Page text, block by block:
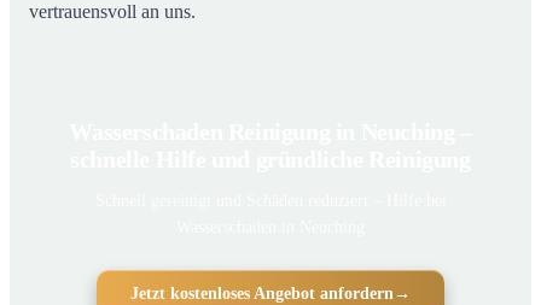
vertrauensvoll an uns.
Jetzt kostenloses Angebot anfordern→